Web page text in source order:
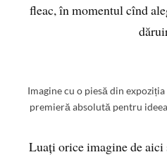
fleac, în momentul cînd
Imagine cu o piesă din
premieră absolută pentru
Luați orice imagine de